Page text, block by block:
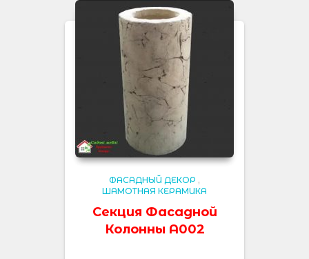
ФАСАДНЫЙ ДЕКОР ,
ШАМОТНАЯ КЕРАМИКА
Секция Фасадной
Колонны A002